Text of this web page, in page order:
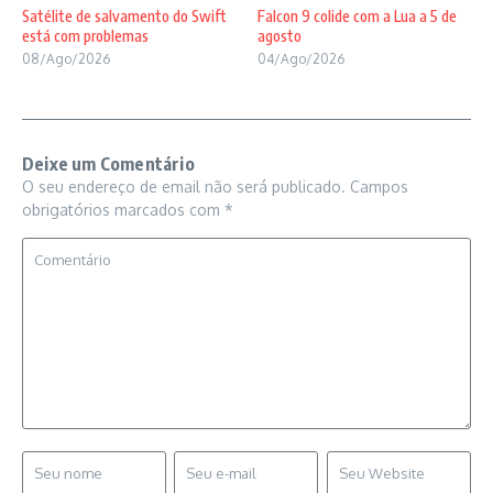
Satélite de salvamento do Swift
está com problemas
08/Ago/2026
Falcon 9 colide com a Lua a 5 de
agosto
04/Ago/2026
Deixe um Comentário
O seu endereço de email não será publicado. Campos
obrigatórios marcados com *